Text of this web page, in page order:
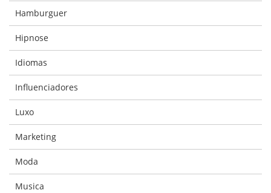
Hamburguer
Hipnose
Idiomas
Influenciadores
Luxo
Marketing
Moda
Musica